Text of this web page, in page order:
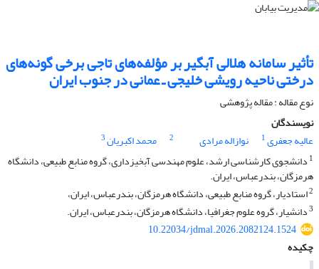
تأثیر سامانه هلالی‌ آبگیر بر مؤلفه‌های تاجی برخی گونه‌های
درختی ناحیه رویشی خلیجی ـ عمانی در جنوب ایران
نوع مقاله : مقاله پژوهشی
نویسندگان
عالیه جعفری1 نوازاله مرادی 2 محمد اکبریان3
1 دانشجوی کارشناسی ارشد، علوم مهندسی آبخیزداری، گروه منابع طبیعی، دانشگاه
هرمزگان، بندرعباس، ایران.
2استادیار، گروه منابع طبیعی، دانشگاه هرمزگان، بندرعباس، ایران،
3دانشیار، گروه علوم جغرافیا، دانشگاه هرمزگان، بندرعباس، ایران.
10.22034/jdmal.2026.2082124.1524
چکیده